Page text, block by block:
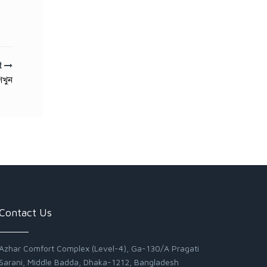
Us
Azhar Comfort Complex (Level-4), Ga-130/A Pragati
Sarani, Middle Badda, Dhaka-1212, Bangladesh